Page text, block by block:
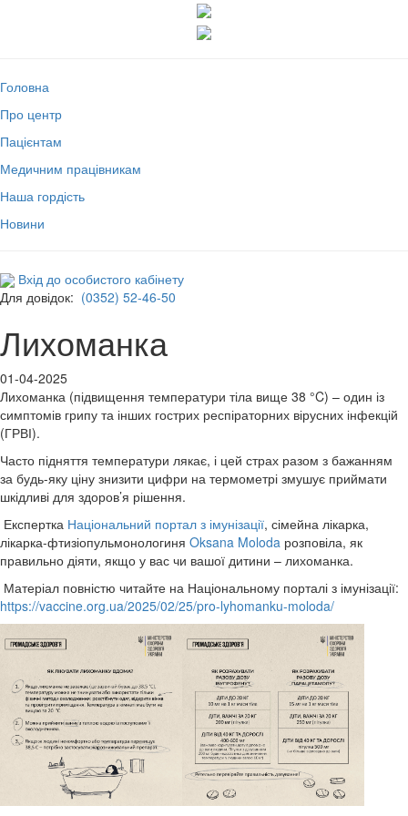
Головна
Про центр
Пацієнтам
Медичним працівникам
Наша гордість
Новини
Вхід до особистого кабінету
Для довідок: (0352) 52-46-50
Лихоманка
01-04-2025
Лихоманка (підвищення температури тіла вище 38 °C) – один із
симптомів грипу та інших гострих респіраторних вірусних інфекцій
(ГРВІ).
Часто підняття температури лякає, і цей страх разом з бажанням
за будь-яку ціну знизити цифри на термометрі змушує приймати
шкідливі для здоров’я рішення.
Експертка Національний портал з імунізації, сімейна лікарка,
лікарка-фтизіопульмонологиня Oksana Moloda розповіла, як
правильно діяти, якщо у вас чи вашої дитини – лихоманка.
Матеріал повністю читайте на Національному порталі з імунізації:
https://vaccine.org.ua/2025/02/25/pro-lyhomanku-moloda/